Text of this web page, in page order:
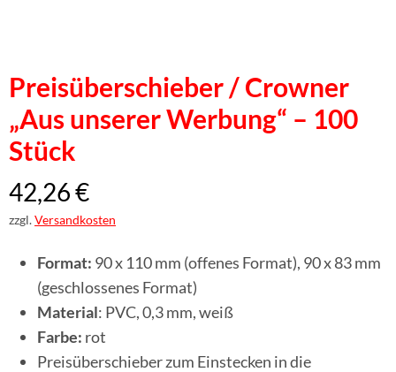
Preisüberschieber / Crowner
„Aus unserer Werbung“ – 100
Stück
42,26€
zzgl.Versandkosten
Format: 90 x 110 mm (offenes Format), 90 x 83 mm
(geschlossenes Format)
Material: PVC, 0,3 mm, weiß
Farbe: rot
Preisüberschieber zum Einstecken in die